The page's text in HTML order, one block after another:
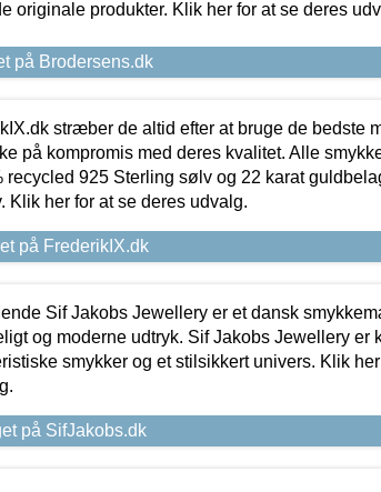
originale produkter. Klik her for at se deres
på Brodersens.dk
stræber de altid efter at bruge de bedste
på kompromis med deres kvalitet. Alle
recycled 925 Sterling sølv og 22 karat
Klik her for at se deres udvalg.
på FrederikIX.dk
Sif Jakobs Jewellery er et dansk
og moderne udtryk. Sif Jakobs Jewellery er
smykker og et stilsikkert univers. Klik
på SifJakobs.dk